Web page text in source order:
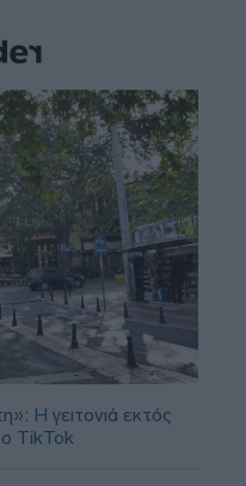
H γειτονιά εκτός
TikTok